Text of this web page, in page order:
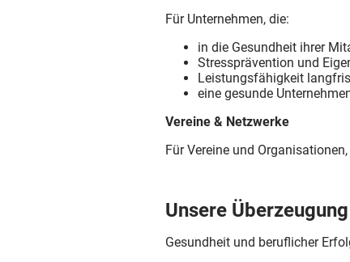
Für Unternehmen, die:
in die Gesundheit ihrer
Stressprävention und
Leistungsfähigkeit
eine gesunde
Vereine & Netzwerke
Für Vereine und
Unsere Überzeugung
Gesundheit und beruflicher